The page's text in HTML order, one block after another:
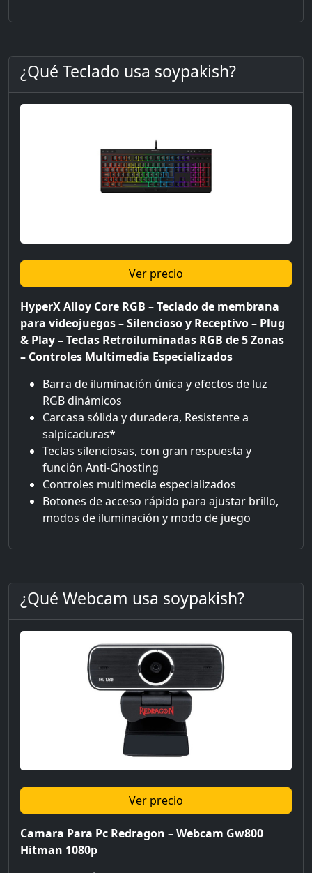
¿Qué Teclado usa soypakish?
Ver precio
HyperX Alloy Core RGB – Teclado de membrana
para videojuegos – Silencioso y Receptivo – Plug
& Play – Teclas Retroiluminadas RGB de 5 Zonas
– Controles Multimedia Especializados
Barra de iluminación única y efectos de luz
RGB dinámicos
Carcasa sólida y duradera, Resistente a
salpicaduras*
Teclas silenciosas, con gran respuesta y
función Anti-Ghosting
Controles multimedia especializados
Botones de acceso rápido para ajustar brillo,
modos de iluminación y modo de juego
¿Qué Webcam usa soypakish?
Ver precio
Camara Para Pc Redragon – Webcam Gw800
Hitman 1080p